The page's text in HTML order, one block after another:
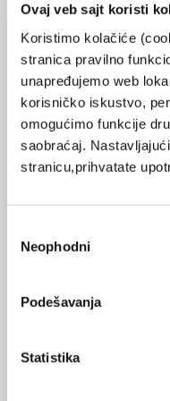
Ovaj veb sajt koristi
Koristimo kolačiće
stranica pravilno
unapređujemo web
korisničko iskustvo,
omogućimo funkcije
saobraćaj.
stranicu,prihvatate
сагласности
Neophodni
Podešavanja
Statistika
VIZIJA
vrhunskim kvalitetom,
tehnologijom. Uživamo
zdravlja i lepote."
GospodinPhilip Zepter